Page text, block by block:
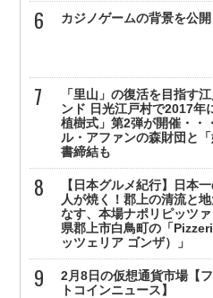
カジノゲームの背景を公開
「里山」の復活を目指す
ンド 日光江戸村で2017年
植樹式」第2弾が開催・・
ル・アファンの森財団と
書締結も
【日本グルメ紀行】日本
人が焼く！郡上の清流と
なす、本場ナポリピッツ
県郡上市白鳥町の「
ッツェリア ゴンザ）」
2月8日の仮想通貨市場【
トコインニュース】